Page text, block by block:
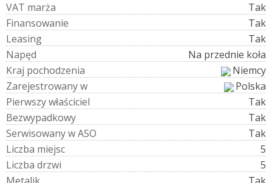
VAT marża
Tak
Finansowanie
Tak
Leasing
Tak
Napęd
Na przednie koła
Kraj pochodzenia
Niemcy
Zarejestrowanyw
Polska
Pierwszywłaściciel
Tak
Bezwypadkowy
Tak
SerwisowanywASO
Tak
Liczba miejsc
5
Liczba drzwi
5